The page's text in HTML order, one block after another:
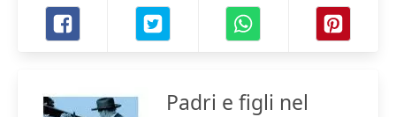
Padri e figli nel